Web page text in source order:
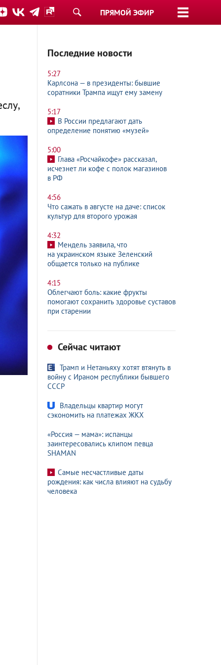
ПРЯМОЙ ЭФИР
Последние новости
5:27
Карлсона — в президенты: бывшие
соратники Трампа ищут ему замену
5:17
В России предлагают дать
определение понятию «музей»
5:00
Глава «Росчайкофе» рассказал,
исчезнет ли кофе с полок магазинов
в РФ
4:56
Что сажать в августе на даче: список
культур для второго урожая
4:32
Мендель заявила, что
на украинском языке Зеленский
общается только на публике
4:15
Облегчают боль: какие фрукты
помогают сохранить здоровье суставов
при старении
Сейчас читают
Трамп и Нетаньяху хотят втянуть в
войну с Ираном республики бывшего
СССР
Владельцы квартир могут
сэкономить на платежах ЖКХ
«Россия — мама»: испанцы
заинтересовались клипом певца
SHAMAN
Самые несчастливые даты
рождения: как числа влияют на судьбу
человека